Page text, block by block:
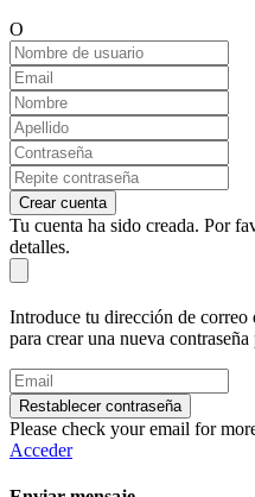
O
Crear cuenta
Tu cuenta ha sido creada. Por
detalles.
Introduce tu dirección de
para crear una nueva
Restablecer contraseña
Please check your email for
Acceder